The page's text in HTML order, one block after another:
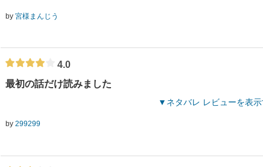
by 宮様まんじう
4.0
最初の話だけ読みました
ネタバレ レビューを表
by 299299